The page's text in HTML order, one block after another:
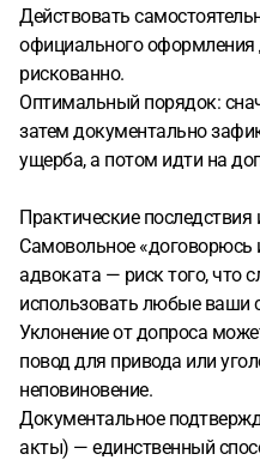
Действовать
официального
рискованно.
Оптимальный порядок:
затем документально
ущерба, а потом идти на
Практические последствия
Самовольное «договорюсь
адвоката — риск того, что
использовать любые ваши
Уклонение от допроса
повод для привода или
неповиновение.
Документальное
акты) — единственный